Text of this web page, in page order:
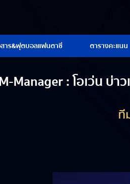
าร&ฟุตบอลแฟนตาซี ตารางคะแนน
Manager : โอเว่น บ่า
ที